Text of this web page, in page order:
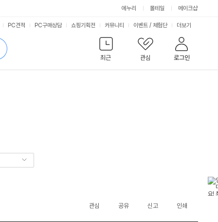
에누리 몰테일 메이크샵
최근
관심 로그인
PC견적 PC구매상담 쇼핑기획전 커뮤니티 이벤트 / 체험단 서
비
스
더보기
관심 공유 신고 인쇄